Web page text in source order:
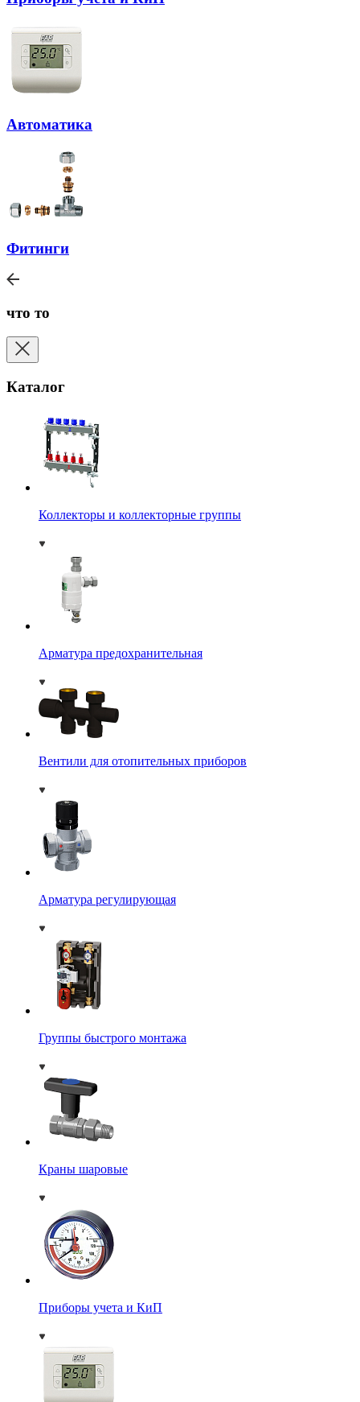
Автоматика
Фитинги
что то
Каталог
Коллекторы и коллекторные группы
Арматура предохранительная
Вентили для отопительных приборов
Арматура регулирующая
Группы быстрого монтажа
Краны шаровые
Приборы учета и КиП